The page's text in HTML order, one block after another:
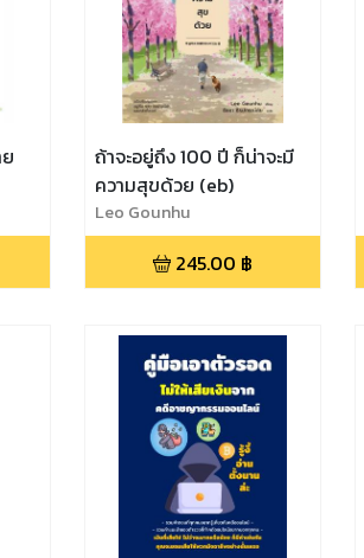
ถ้าจะอยู่ถึง 100 ปี ก็น่าจะมี
ความสุขด้วย (eb)
Leo Gounhu
245.00 ฿